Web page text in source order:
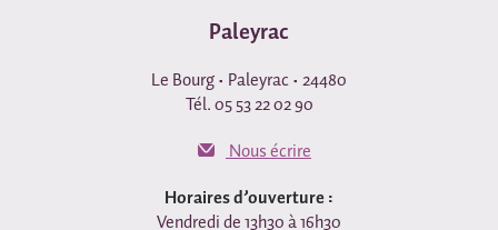
Paleyrac
Le Bourg • Paleyrac • 24480
Tél. 05 53 22 02 90
Nous écrire
Horaires d’ouverture :
Vendredi de 13h30 à 16h30